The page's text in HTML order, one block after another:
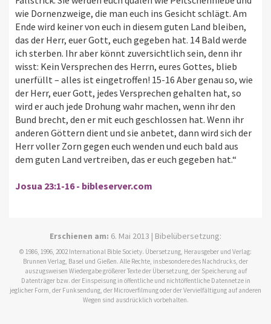
wie Dornenzweige, die man euch ins Gesicht schlägt. Am
Ende wird keiner von euch in diesem guten Land bleiben,
das der Herr, euer Gott, euch gegeben hat. 14 Bald werde
ich sterben. Ihr aber könnt zuversichtlich sein, denn ihr
wisst: Kein Versprechen des Herrn, eures Gottes, blieb
unerfüllt – alles ist eingetroffen! 15-16 Aber genau so, wie
der Herr, euer Gott, jedes Versprechen gehalten hat, so
wird er auch jede Drohung wahr machen, wenn ihr den
Bund brecht, den er mit euch geschlossen hat. Wenn ihr
anderen Göttern dient und sie anbetet, dann wird sich der
Herr voller Zorn gegen euch wenden und euch bald aus
dem guten Land vertreiben, das er euch gegeben hat.“
Josua 23:1-16 - bibleserver.com
Erschienen am: 6. Mai 2013 | Bibelübersetzung:
© 1986, 1996, 2002 International Bible Society. Übersetzung, Herausgeber und Verlag:
Brunnen Verlag, Basel und Gießen. Alle Rechte, insbesondere des Nachdrucks, der
auszugsweisen Wiedergabe größerer Texte der Übersetzung, der Speicherung auf
Datenträger bzw. der Einspeisung in öffentliche und nichtöffentliche Datennetze in
jeglicher Form, der Funksendung, der Microverfilmung oder der Vervielfältigung auf anderen
Wegen sind ausdrücklich vorbehalten.